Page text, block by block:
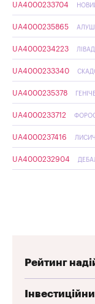
UA4000233704
UA4000235865
UA4000234223
UA4000233340
UA4000235378
UA4000233712
UA4000237416
UA4000232904
Рейтинг